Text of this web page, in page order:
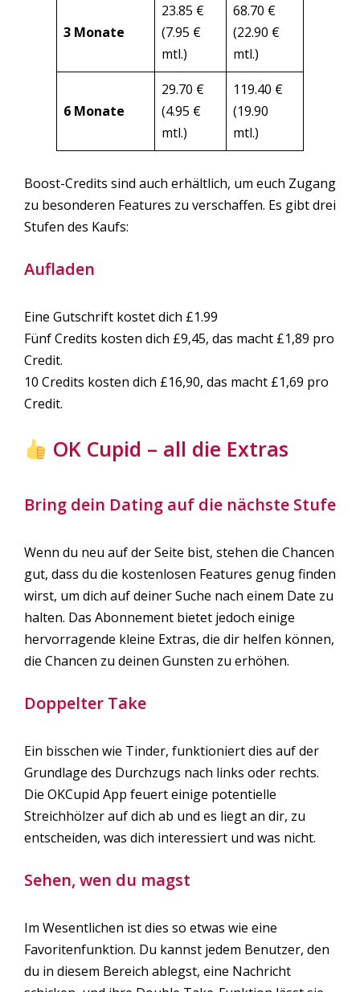
3 Monate
23.85 €
(7.95 €
mtl.)
68.70 €
(22.90 €
mtl.)
6 Monate
29.70 €
(4.95 €
mtl.)
119.40 €
(19.90
mtl.)
Boost-Credits sind auch erhältlich, um euch Zugang
zu besonderen Features zu verschaffen. Es gibt drei
Stufen des Kaufs:
Aufladen
Eine Gutschrift kostet dich £1.99
Fünf Credits kosten dich £9,45, das macht £1,89 pro
Credit.
10 Credits kosten dich £16,90, das macht £1,69 pro
Credit.
OK Cupid – all die Extras
Bring dein Dating auf die nächste Stufe
Wenn du neu auf der Seite bist, stehen die Chancen
gut, dass du die kostenlosen Features genug finden
wirst, um dich auf deiner Suche nach einem Date zu
halten. Das Abonnement bietet jedoch einige
hervorragende kleine Extras, die dir helfen können,
die Chancen zu deinen Gunsten zu erhöhen.
Doppelter Take
Ein bisschen wie Tinder, funktioniert dies auf der
Grundlage des Durchzugs nach links oder rechts.
Die OKCupid App feuert einige potentielle
Streichhölzer auf dich ab und es liegt an dir, zu
entscheiden, was dich interessiert und was nicht.
Sehen, wen du magst
Im Wesentlichen ist dies so etwas wie eine
Favoritenfunktion. Du kannst jedem Benutzer, den
du in diesem Bereich ablegst, eine Nachricht